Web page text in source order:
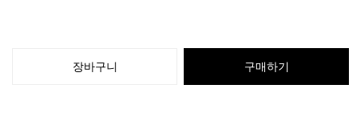
장바구니 구매하기